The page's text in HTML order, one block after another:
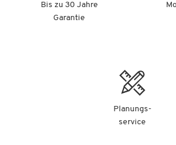
Bis zu 30 Jahre
Garantie
Planungs-
service